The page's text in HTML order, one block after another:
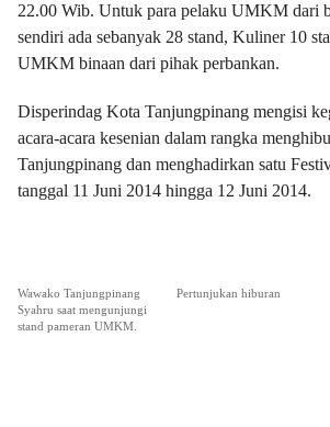
22.00 Wib. Untuk para pelaku UMKM dari
sendiri ada sebanyak 28 stand, Kuliner 10
UMKM binaan dari pihak perbankan.
Disperindag Kota Tanjungpinang mengisi
acara-acara kesenian dalam rangka
Tanjungpinang dan menghadirkan satu
tanggal 11 Juni 2014 hingga 12 Juni 2014.
Wawako Tanjungpinang
Syahru saat mengunjungi
stand pameran UMKM.
Pertunjukan hiburan